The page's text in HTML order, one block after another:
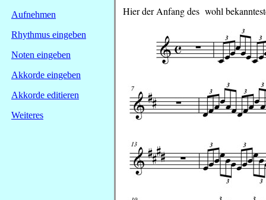
Aufnehmen
Rhythmus eingeben
Noten eingeben
Akkorde eingeben
Akkorde editieren
Weiteres
Hier der Anfang des wohl